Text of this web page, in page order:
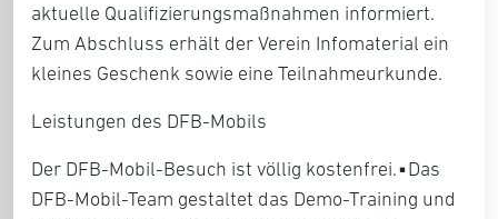
aktuelle Qualifizierungsmaßnahmen informiert.
Zum Abschluss erhält der Verein Infomaterial ein
kleines Geschenk sowie eine Teilnahmeurkunde.
Leistungen des DFB-Mobils
Der DFB-Mobil-Besuch ist völlig kostenfrei.▪Das
DFB-Mobil-Team gestaltet das Demo-Training und